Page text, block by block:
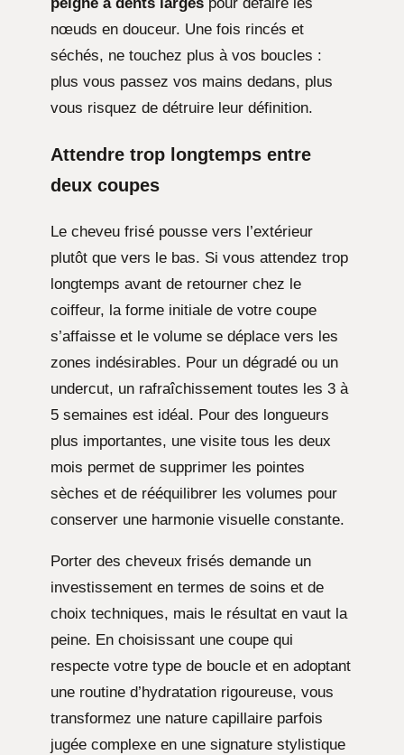
peigne à dents larges pour défaire les
nœuds en douceur. Une fois rincés et
séchés, ne touchez plus à vos boucles :
plus vous passez vos mains dedans, plus
vous risquez de détruire leur définition.
Attendre trop longtemps entre
deux coupes
Le cheveu frisé pousse vers l’extérieur
plutôt que vers le bas. Si vous attendez trop
longtemps avant de retourner chez le
coiffeur, la forme initiale de votre coupe
s’affaisse et le volume se déplace vers les
zones indésirables. Pour un dégradé ou un
undercut, un rafraîchissement toutes les 3 à
5 semaines est idéal. Pour des longueurs
plus importantes, une visite tous les deux
mois permet de supprimer les pointes
sèches et de rééquilibrer les volumes pour
conserver une harmonie visuelle constante.
Porter des cheveux frisés demande un
investissement en termes de soins et de
choix techniques, mais le résultat en vaut la
peine. En choisissant une coupe qui
respecte votre type de boucle et en adoptant
une routine d’hydratation rigoureuse, vous
transformez une nature capillaire parfois
jugée complexe en une signature stylistique